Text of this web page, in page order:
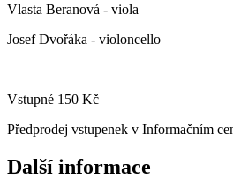
Vlasta Beranová - viola
Josef Dvořáka - violoncello
Vstupné 150 Kč
Předprodej vstupenek v Informačním
Další informace